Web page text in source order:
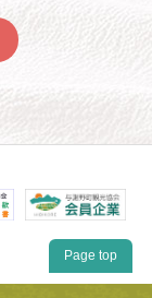
Page top